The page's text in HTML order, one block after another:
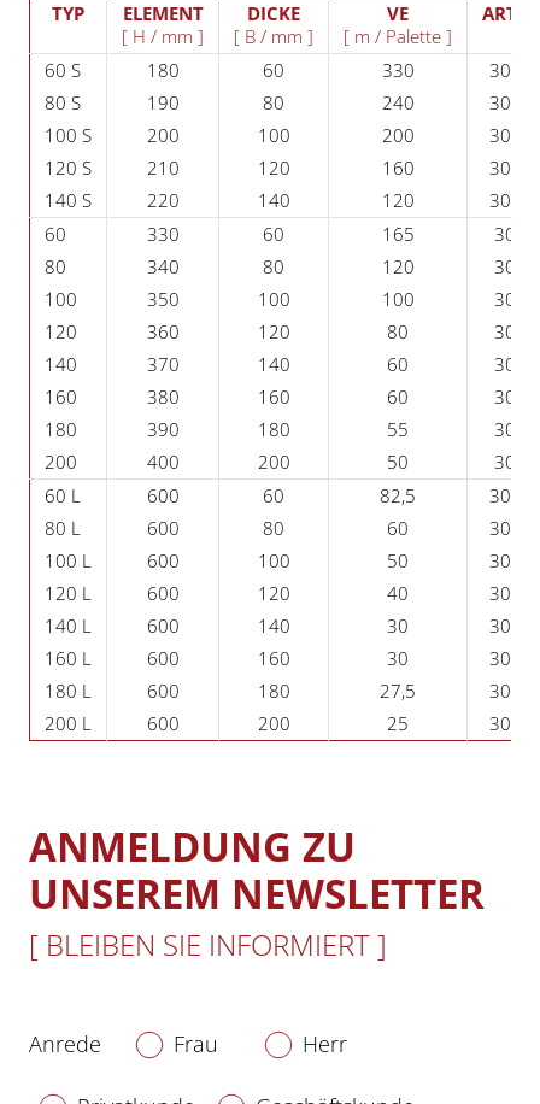
TYP ELEMENT DICKE VE
ART.-
[ H / mm ]
[ B / mm ]
[ m / Palette ]
60 S
180 60 330
80 S
190 80 240
100 S
200 100 200
120 S
210 120 160
140 S
220 140 120
60
330 60 165
80
340 80 120
100
350 100 100
120
360 120 80
140
370 140 60
160
380 160 60
180
390 180 55
200
400 200 50
60 L
600 60 82,5
80 L
600 80 60
100 L
600 100 50
120 L
600 120 40
140 L
600 140 30
160 L
600 160 30
180 L
600 180 27,5
200 L
600 200 25
ANMELDUNG ZU
UNSEREM NEWSLETTER
[ BLEIBEN SIE INFORMIERT ]
Anrede Frau Herr